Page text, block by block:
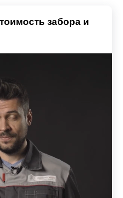
забора и